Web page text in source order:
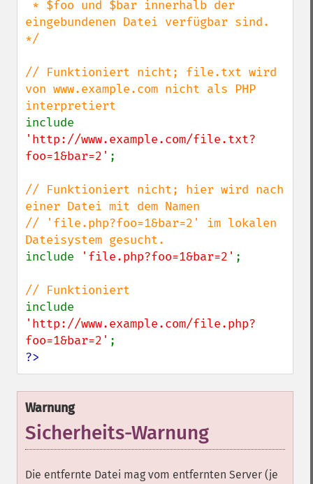
eingebundenen Datei verfügbar sind.
*/
// Funktioniert nicht; file.txt wird
von www.example.com nicht als PHP
'http://www.example.com/file.txt?
foo=1&bar=2' ;
// Funktioniert nicht; hier wird nach
einer Datei mit dem Namen
// 'file.php?foo=1&bar=2' im lokalen
include
'file.php?foo=1&bar=2' ;
'http://www.example.com/file.php?
foo=1&bar=2'
?>
Warnung
Sicherheits-Warnung
Die entfernte Datei mag vom entfernten Server (je